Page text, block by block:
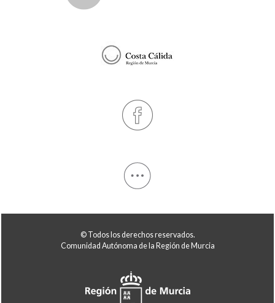
© Todos los derechos reservados.
Comunidad Autónoma de la Región de Murcia